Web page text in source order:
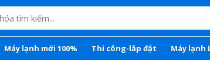
Máy lạnh mới 100% Thi công-lắp đặt Máy lạnh